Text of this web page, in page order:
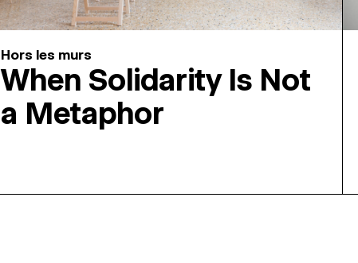
Hors les murs
When Solidarity Is Not
a Metaphor